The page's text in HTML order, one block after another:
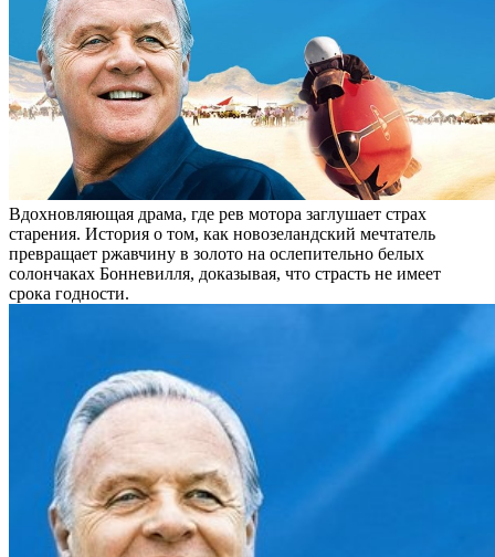
Вдохновляющая драма, где рев мотора заглушает страх
старения. История о том, как новозеландский мечтатель
превращает ржавчину в золото на ослепительно белых
солончаках Бонневилля, доказывая, что страсть не имеет
срока годности.